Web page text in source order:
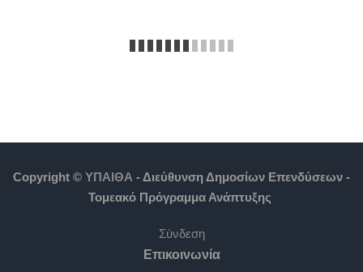
Copyright © ΥΠΑΙΘΑ - Διεύθυνση Δημοσίων Επενδύσεων -
Τομεακό Πρόγραμμα Ανάπτυξης
Σύνδεση
Επικοινωνία